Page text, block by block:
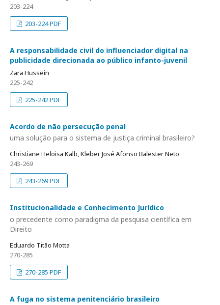
203-224
203-224 PDF
A responsabilidade civil do influenciador digital na
publicidade direcionada ao público infanto-juvenil
Zara Hussein
225-242
225-242 PDF
Acordo de não persecução penal
uma solução para o sistema de justiça criminal brasileiro?
Christiane Heloisa Kalb, Kleber José Afonso Balester Neto
243-269
243-269 PDF
Institucionalidade e Conhecimento Jurídico
o precedente como paradigma da pesquisa científica em
Direito
Eduardo Titão Motta
270-285
270-285 PDF
A fuga no sistema penitenciário brasileiro